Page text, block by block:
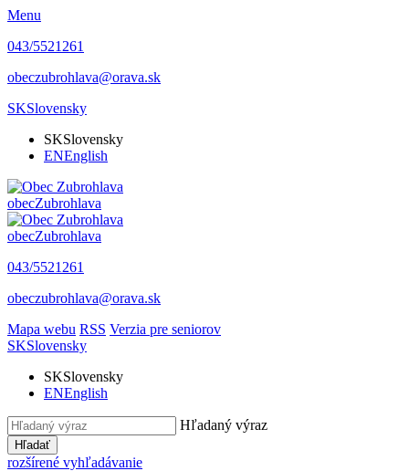
Menu
043/5521261
obeczubrohlava@orava.sk
SKSlovensky
SKSlovensky
ENEnglish
obecZubrohlava
obecZubrohlava
043/5521261
obeczubrohlava@orava.sk
Mapa webu RSS Verzia pre seniorov
SKSlovensky
SKSlovensky
ENEnglish
Hľadaný výraz
Hľadať
rozšírené vyhľadávanie